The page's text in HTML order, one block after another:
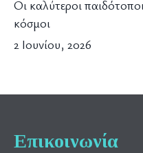
Οι καλύτεροι
κόσμοι
2 Ιουνίου, 2026
Επικοινωνία